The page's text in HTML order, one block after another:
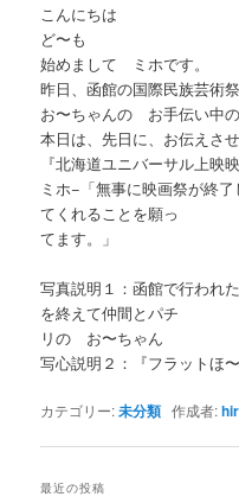
こんにちは
ど〜も
始めまして ミホです。
昨日、函館の国際民族芸術
お〜ちゃんの お手伝い中
本日は、先日に、お伝えさ
『北海道ユニバーサル上映
ミホ−「無事に映画祭が終
てくれることを願っ
てます。」
写真説明１：函館で行われ
を終えて仲間とパチ
リの お〜ちゃん
写心説明２：『フラットほ
カテゴリー:未分類 作成者:
最近の投稿